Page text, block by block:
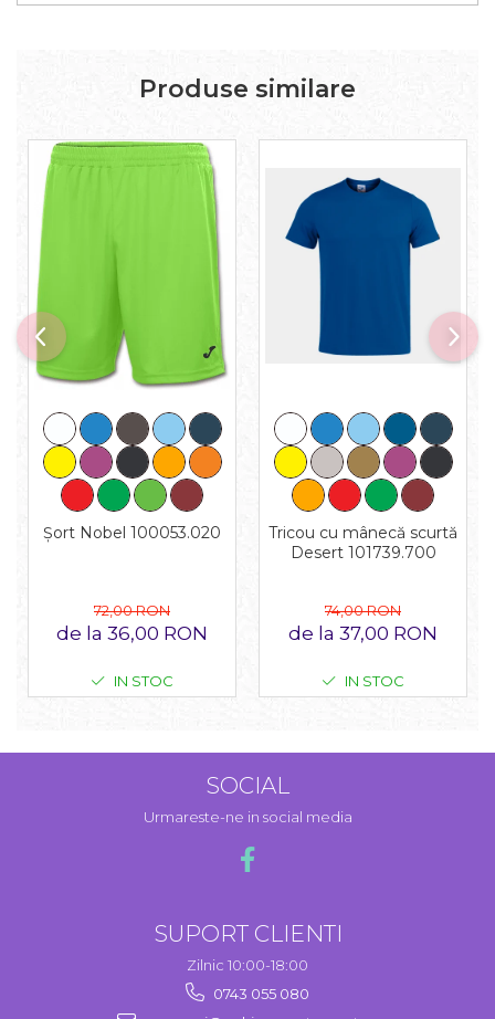
Produse similare
Șort Nobel 100053.020
72,00 RON
de la 36,00 RON
IN STOC
Tricou cu mânecă scurtă
Desert 101739.700
74,00 RON
de la 37,00 RON
IN STOC
SOCIAL
Urmareste-ne in social media
SUPORT CLIENTI
Zilnic 10:00-18:00
0743 055 080